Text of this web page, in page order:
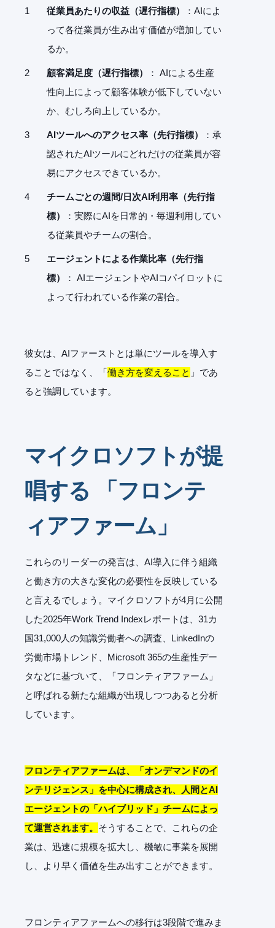
従業員あたりの収益（遅行指標）
：AIによ
って各従業員が生み出す価値が増加してい
るか。
顧客満足度（遅行指標）
： AIによる生産
性向上によって顧客体験が低下していない
か、むしろ向上しているか。
AIツールへのアクセス率（先行指標）
：承
認されたAIツールにどれだけの従業員が容
易にアクセスできているか。
チームごとの週間/日次AI利用率（先行指
標）
：実際にAIを日常的・毎週利用してい
る従業員やチームの割合。
エージェントによる作業比率（先行指
標）
： AIエージェントやAIコパイロットに
よって行われている作業の割合。
彼女は、AIファーストとは単にツールを導入す
ることではなく、「働き方を変えること 」であ
ると強調しています。
マイクロソフトが提
唱する 「フロンテ
ィアファーム」
これらのリーダーの発言は、AI導入に伴う組織
と働き方の大きな変化の必要性を反映している
と言えるでしょう。マイクロソフトが4月に公開
した2025年Work Trend Indexレポートは、31カ
国31,000人の知識労働者への調査、LinkedInの
労働市場トレンド、Microsoft 365の生産性デー
タなどに基づいて、「フロンティアファーム」
と呼ばれる新たな組織が出現しつつあると分析
しています。
フロンティアファームは、「オンデマンドのイ
ンテリジェンス」を中心に構成され、人間とAI
エージェントの「ハイブリッド」チームによっ
て運営されます。 そうすることで、これらの企
業は、迅速に規模を拡大し、機敏に事業を展開
し、より早く価値を生み出すことができます。
フロンティアファームへの移行は3段階で進みま